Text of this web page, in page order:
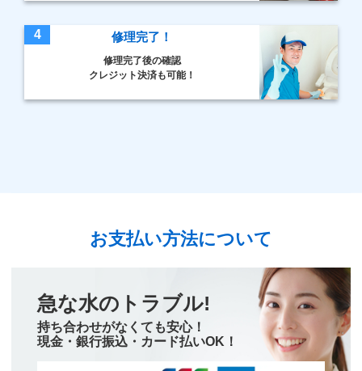
4 修理完了！
修理完了後の確認
クレジット決済も可能！
お支払い方法について
急な水のトラブル!
持ち合わせがなくても安心！
現金・銀行振込・カード払いOK！